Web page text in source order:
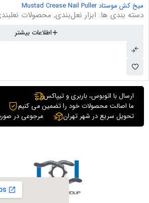
میخ کش موستاد Mustad Crease Nail Puller
دسته بندی ها: ابزار نعل‌بندی, محصولات
اطلاعات بیشتر
ارسال با اتوبوس، باربری و تیپاکس
ما اصالت محصولات خود را تضمین می کنیم
تحویل سریع در شهر تهران
مرجوعی در